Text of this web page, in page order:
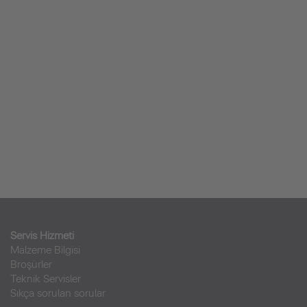
Servis Hizmeti
Malzeme Bilgisi
Broşürler
Teknik Servisler
Sıkça sorulan sorular